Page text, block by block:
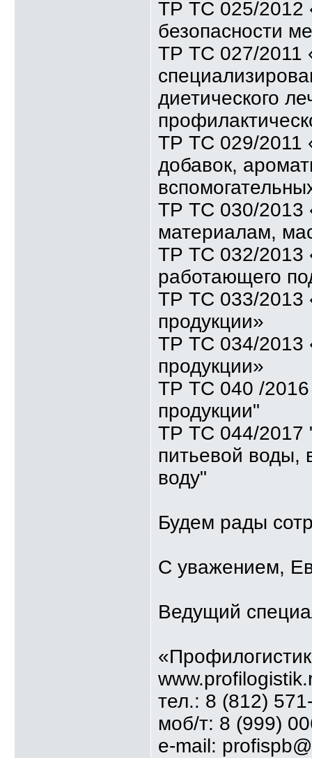
ТР ТС 025/2012
безопасности
ТР ТС 027/2011
диетического
ТР ТС 029/2011
добавок,
ТР ТС 030/2013
материалам,
ТР ТС 032/2013
работающего
ТР ТС 033/2013
продукции»
ТР ТС 034/2013
продукции»
ТР ТС 040 /
продукции"
ТР ТС 044/2017
питьевой воды,
воду"
Будем рады
С уважением,
Ведущий
тел.: 8 (812)
моб/т: 8 (999)
e-mail: